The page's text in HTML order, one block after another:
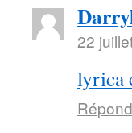
22
lyrica